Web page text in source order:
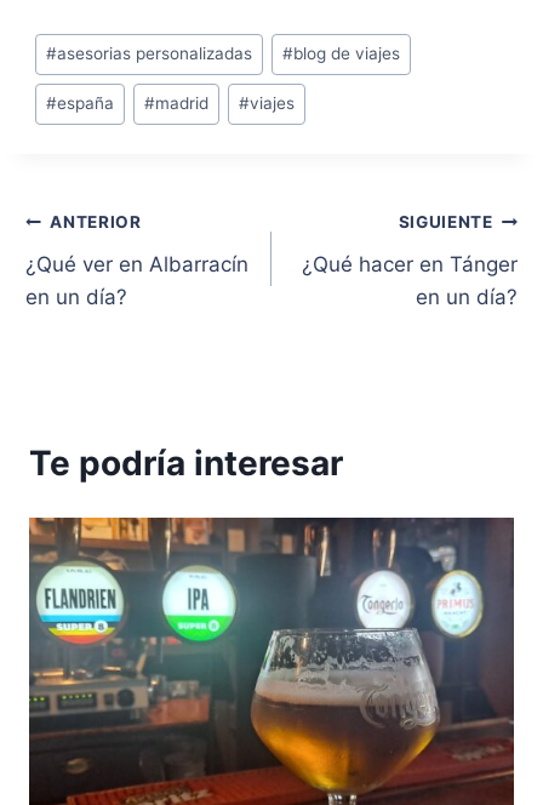
Etiquetas
de
la
#asesorias personalizadas #blog de viajes
#españa #madrid #viajes
Navegación
de
ANTERIOR
¿Qué ver en Albarracín
en un día?
SIGUIENTE
¿Qué hacer en Tánger
en un día?
Te podría interesar